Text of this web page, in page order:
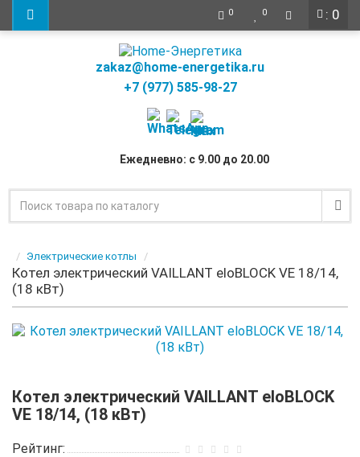
: 0
0 0
zakaz@home-energetika.ru
+7 (977) 585-98-27
Ежедневно: с 9.00 до 20.00
Электрические котлы
Котел электрический VAILLANT eloBLOCK VE 18/14,
(18 кВт)
Котел электрический VAILLANT eloBLOCK
VE 18/14, (18 кВт)
Рейтинг: